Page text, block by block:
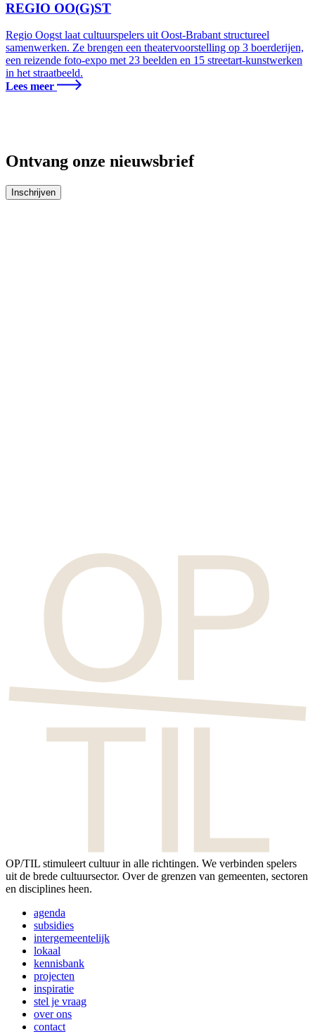
REGIO OO(G)ST
Regio Oogst laat cultuurspelers uit Oost‑Brabant structureel
samenwerken. Ze brengen een theatervoorstelling op 3 boerderijen,
een reizende foto-expo met 23 beelden en 15 streetart-kunstwerken
in het straatbeeld.
Lees meer
Ontvang onze nieuwsbrief
Inschrijven
OP/TIL stimuleert cultuur in alle richtingen. We verbinden spelers
uit de brede cultuursector. Over de grenzen van gemeenten, sectoren
en disciplines heen.
Footer
menu
agenda
subsidies
intergemeentelijk
lokaal
kennisbank
projecten
inspiratie
stel je vraag
over ons
contact